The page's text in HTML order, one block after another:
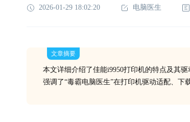
2026-01-29 18:02:20 电脑医生
文章摘要
本文详细介绍了佳能i9950打印机的特点及其
强调了“毒霸电脑医生”在打印机驱动适配、下